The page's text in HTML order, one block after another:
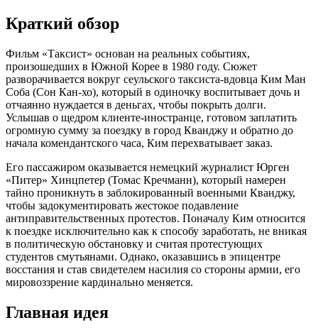
Краткий обзор
Фильм «Таксист» основан на реальных событиях,
произошедших в Южной Корее в 1980 году. Сюжет
разворачивается вокруг сеульского таксиста-вдовца Ким Ман
Соба (Сон Кан-хо), который в одиночку воспитывает дочь и
отчаянно нуждается в деньгах, чтобы покрыть долги.
Услышав о щедром клиенте-иностранце, готовом заплатить
огромную сумму за поездку в город Кванджу и обратно до
начала комендантского часа, Ким перехватывает заказ.
Его пассажиром оказывается немецкий журналист Юрген
«Питер» Хинцпетер (Томас Кречманн), который намерен
тайно проникнуть в заблокированный военными Кванджу,
чтобы задокументировать жестокое подавление
антиправительственных протестов. Поначалу Ким относится
к поездке исключительно как к способу заработать, не вникая
в политическую обстановку и считая протестующих
студентов смутьянами. Однако, оказавшись в эпицентре
восстания и став свидетелем насилия со стороны армии, его
мировоззрение кардинально меняется.
Главная идея